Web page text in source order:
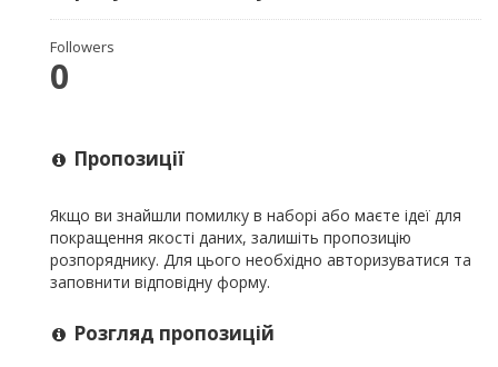
Followers
0
Пропозиції
Якщо ви знайшли помилку в наборі або маєте ідеї для
покращення якості даних, залишіть пропозицію
розпоряднику. Для цього необхідно авторизуватися та
заповнити відповідну форму.
Розгляд пропозицій